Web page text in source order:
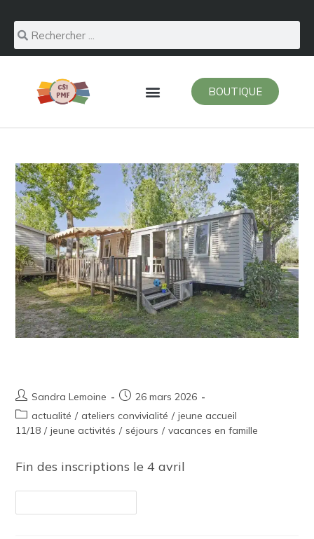
BOUTIQUE
Sandra Lemoine
26 mars 2026
actualité / ateliers convivialité / jeune accueil
11/18 / jeune activités / séjours / vacances en famille
Fin des inscriptions le 4 avril